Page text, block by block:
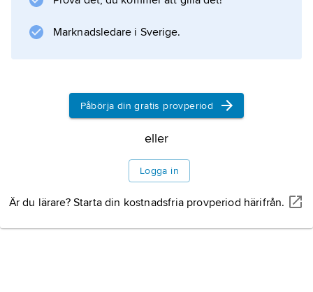
med vit buk och svart huvud.
Marknadsledare i Sverige.
Påbörja din gratis provperiod
eller
Logga in
Är du lärare? Starta din kostnadsfria provperiod härifrån.